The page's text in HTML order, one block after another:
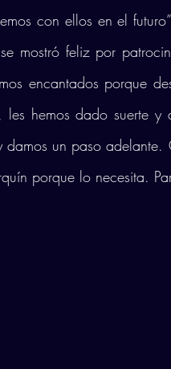
con ellos en el
mostró feliz por
encantados porque
les hemos dado suerte
damos un paso
porque lo necesita.